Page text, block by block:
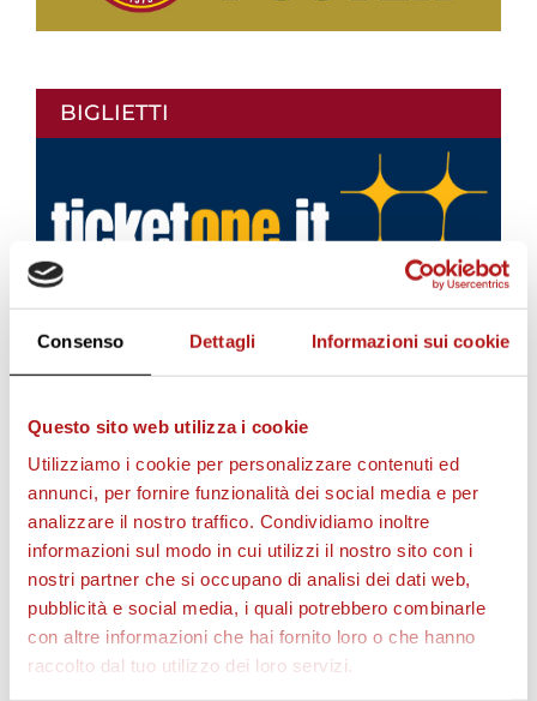
Consenso Dettagli Informazioni sui cookie
Questo sito web utilizza i cookie
Utilizziamo i cookie per personalizzare contenuti ed
annunci, per fornire funzionalità dei social media e per
analizzare il nostro traffico. Condividiamo inoltre
informazioni sul modo in cui utilizzi il nostro sito con i
nostri partner che si occupano di analisi dei dati web,
pubblicità e social media, i quali potrebbero combinarle
con altre informazioni che hai fornito loro o che hanno
raccolto dal tuo utilizzo dei loro servizi.
BIGLIETTI
AS CITTADELLA STORE